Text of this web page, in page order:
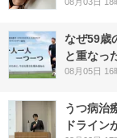
08月03日 18
なぜ59歳
と重なっ
08月05日 16
うつ病治
ドライン